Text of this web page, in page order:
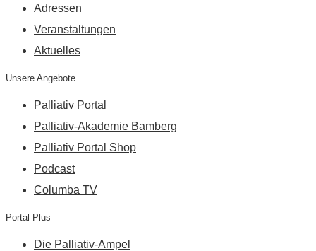
Adressen
Veranstaltungen
Aktuelles
Unsere Angebote
Palliativ Portal
Palliativ-Akademie Bamberg
Palliativ Portal Shop
Podcast
Columba TV
Portal Plus
Die Palliativ-Ampel